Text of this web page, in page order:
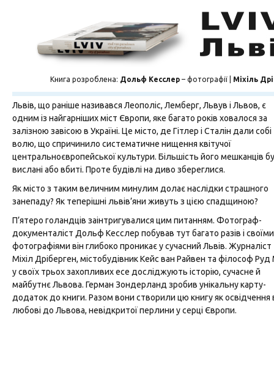
Книга розроблена: Дольф Кесслер – фотографії | Міхіль
Львів, що раніше називався Леополіс, Лемберг, Львув і Львов, є
одним із найгарніших міст Європи, яке багато років ховалося за
залізною завісою в Україні. Це місто, де Гітлер і Сталін дали собі
волю, що спричинило систематичне нищення квітучої
центральноєвропейської культури. Більшість його мешканців
вислані або вбиті. Проте будівлі на диво збереглися.
Як місто з таким величним минулим долає наслідки страшного
занепаду? Як теперішні львів’яни живуть з цією спадщиною?
П’ятеро голандців заінтригувалися цим питанням. Фотограф-
документаліст Дольф Кесcлер побував тут багато разів і своїми
фотографіями він глибоко проникає у сучасний Львів. Журналіст
Міхіл Дріберген, містобудівник Кейс ван Райвен та філософ
у своїх трьох захопливих есе досліджують історію, сучасне й
майбутнє Львова. Герман Зондерланд зробив унікальну карту-
додаток до книги. Разом вони створили цю книгу як освідчення
любові до Львова, невідкритої перлини у серці Європи.